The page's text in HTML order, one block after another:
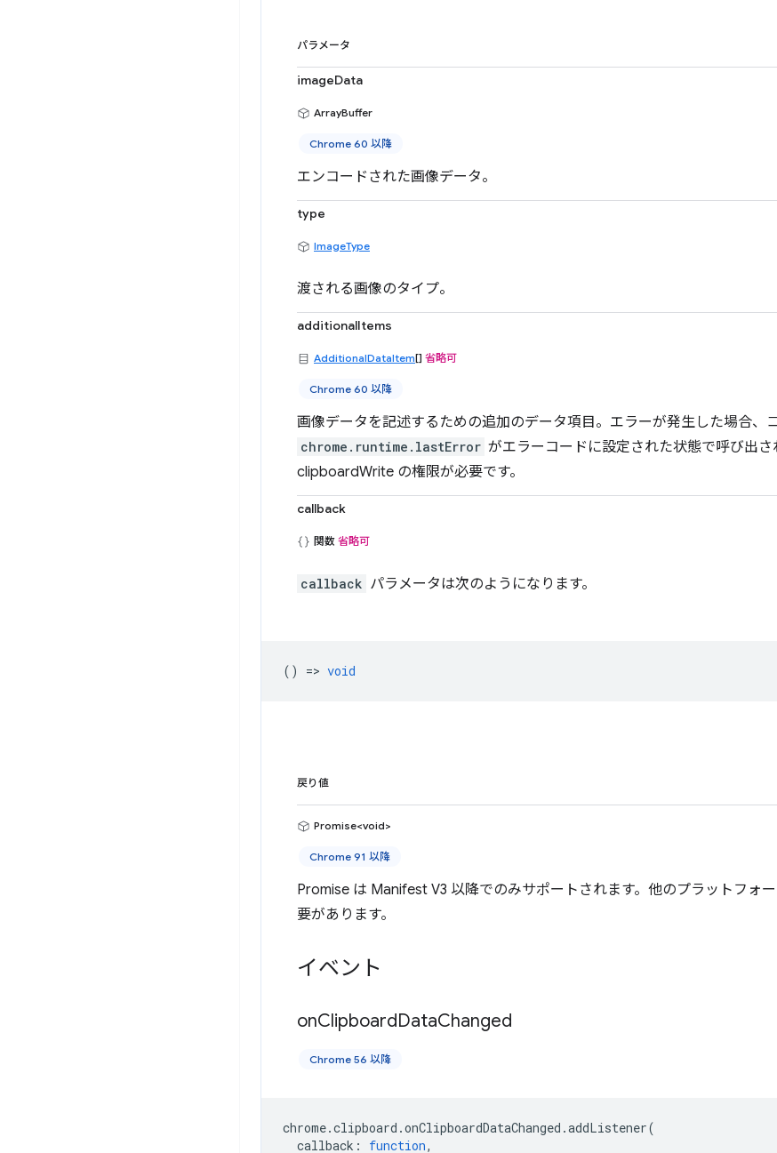
パラメータ
imageData
ArrayBuffer
Chrome 60 以降
エンコードされた画像データ。
type
ImageType
渡される画像のタイプ。
additionalItems
AdditionalDataItem[] 省略可
Chrome 60 以降
画像データを記述するための追加のデータ項目。エラーが発生した場合、
chrome.runtime.lastError がエラーコードに設定された状態で呼び出
clipboardWrite の権限が必要です。
callback
関数 省略可
callback パラメータは次のようになります。
() => void
戻り値
Promise<void>
Chrome 91 以降
Promise は Manifest V3 以降でのみサポートされます。他のプラットフォ
要があります。
イベント
onClipboardDataChanged
Chrome 56 以降
chrome.clipboard .onClipboardDataChanged .addListener(
callback : function,